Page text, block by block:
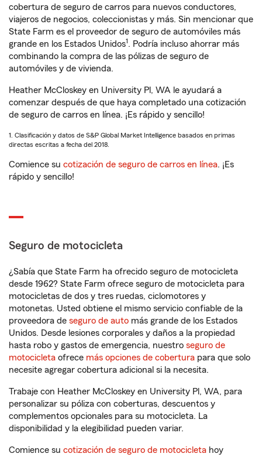
cobertura de seguro de carros para nuevos conductores,
viajeros de negocios, coleccionistas y más. Sin mencionar que
State Farm es el proveedor de seguro de automóviles más
grande en los Estados Unidos1. Podría incluso ahorrar más
combinando la compra de las pólizas de seguro de
automóviles y de vivienda.
Heather McCloskey en University Pl, WA le ayudará a
comenzar después de que haya completado una cotización
de seguro de carros en línea. ¡Es rápido y sencillo!
1. Clasificación y datos de S&P Global Market Intelligence basados en primas
directas escritas a fecha del 2018.
Comience su cotización de seguro de carros en línea. ¡Es
rápido y sencillo!
Seguro de motocicleta
¿Sabía que State Farm ha ofrecido seguro de motocicleta
desde 1962? State Farm ofrece seguro de motocicleta para
motocicletas de dos y tres ruedas, ciclomotores y
motonetas. Usted obtiene el mismo servicio confiable de la
proveedora de seguro de auto más grande de los Estados
Unidos. Desde lesiones corporales y daños a la propiedad
hasta robo y gastos de emergencia, nuestro seguro de
motocicleta ofrece más opciones de cobertura para que solo
necesite agregar cobertura adicional si la necesita.
Trabaje con Heather McCloskey en University Pl, WA, para
personalizar su póliza con coberturas, descuentos y
complementos opcionales para su motocicleta. La
disponibilidad y la elegibilidad pueden variar.
Comience su cotización de seguro de motocicleta hoy